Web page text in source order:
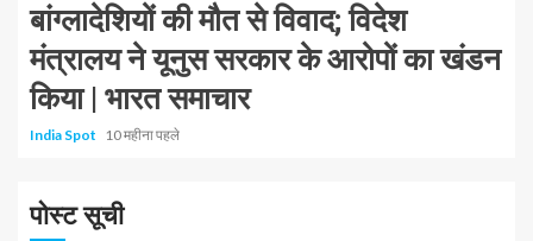
बांग्लादेशियों की मौत से विवाद; विदेश
मंत्रालय ने यूनुस सरकार के आरोपों का खंडन
किया | भारत समाचार
India Spot 10 महीना पहले
पोस्ट सूची